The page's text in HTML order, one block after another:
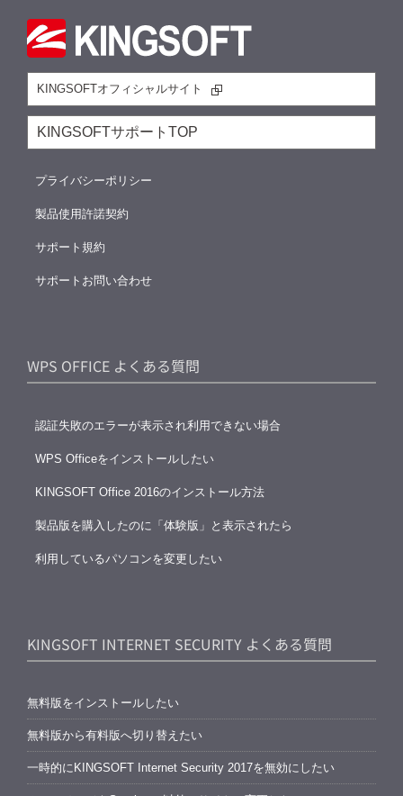
KINGSOFTオフィシャルサイト
KINGSOFTサポートTOP
プライバシーポリシー
製品使用許諾契約
サポート規約
サポートお問い合わせ
WPS OFFICE よくある質問
認証失敗のエラーが表示され利用できない場合
WPS Officeをインストールしたい
KINGSOFT Office 2016のインストール方法
製品版を購入したのに「体験版」と表示されたら
利用しているパソコンを変更したい
KINGSOFT INTERNET SECURITY よくある質問
無料版をインストールしたい
無料版から有料版へ切り替えたい
一時的にKINGSOFT Internet Security 2017を無効にしたい